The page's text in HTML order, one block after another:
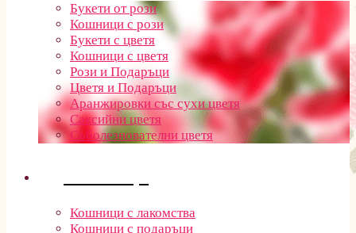
Букети от рози
Кошници с рози
Букети с цветя
Кошници с цветя
Рози и Подаръци
Цветя и Подаръци
Аранжировки със сухи цветя
Саксийни цветя
Съболезнователни цветя
Кошници с лакомства
Кошници с подаръци